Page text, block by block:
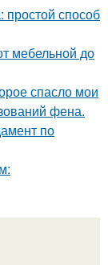
простой способ
мебельной до
спасло мои
фена.
по